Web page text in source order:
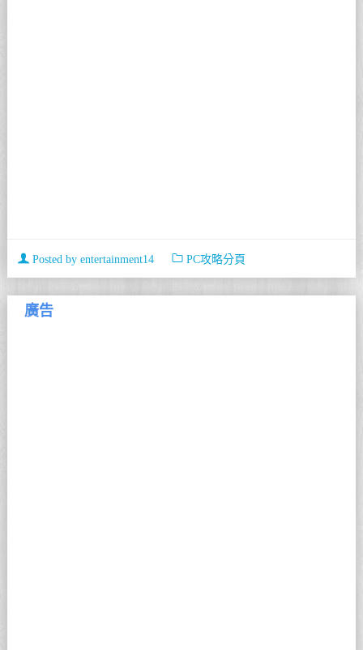
Posted by entertainment14 PC攻略分頁
廣告